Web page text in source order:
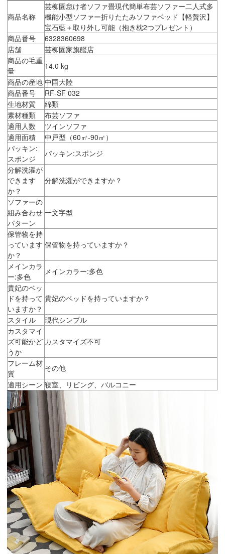
商品名称
芸柳園怠け者ソファ畳現代簡単布芸ソファー二人式多
機能小型ソファー折りたたみソファベッド【軽贅沢】
宝石藍＋取り外し可能（抱き枕2つプレゼント）
商品番号
6328360698
店舗
芸柳園家旗艦店
商品の毛重
量
14.0 kg
商品の産地 中国大陸
商品番号
RF-SF 032
生地材質
綿類
素材種類
布芸ソファ
適用人数
ツインソファ
適用面積
中戸型（60㎡-90㎡）
パッキン:
スポンジ
パッキン:スポンジ
分解洗濯が
できます
か？
分解洗濯ができますか？
ソファーの
組み合わせ
パターン
一文字型
保管物を持
っています
か？
保管物を持っていますか？
メインカラ
ー:多色
メインカラー:多色
貴妃のベッ
ドを持って
いますか？
貴妃のベッドを持っていますか？
スタイル
現代シンプル
カスタマイ
ズ可能かど
うか
カスタマイズ不可
フレーム材
質
その他
適用シーン 寝室、リビング、バルコニー